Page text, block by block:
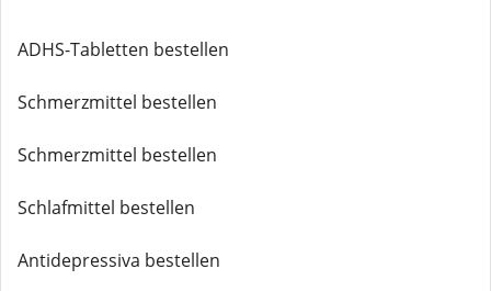
ADHS-Tabletten bestellen
Schmerzmittel bestellen
Schmerzmittel bestellen
Schlafmittel bestellen
Antidepressiva bestellen